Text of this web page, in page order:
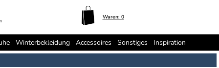
Waren: 0
Winterbekleidung Accessoires Sonstiges Inspiration